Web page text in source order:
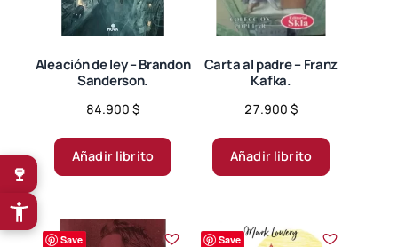
Aleación de ley – Brandon
Sanderson.
84.900 $
Añadir librito
Carta al padre – Franz
Kafka.
27.900 $
Añadir librito
Save Save
🍷